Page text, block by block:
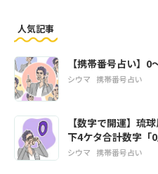
人気記事
【携帯番号占い】
シウマ 携帯番号占い
【数字で開運】琉
下4ケタ合計数字「0
シウマ 携帯番号占い